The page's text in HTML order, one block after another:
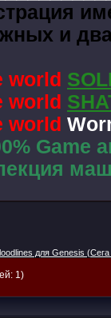
и
world
world
world
Game
для Genesis
1)